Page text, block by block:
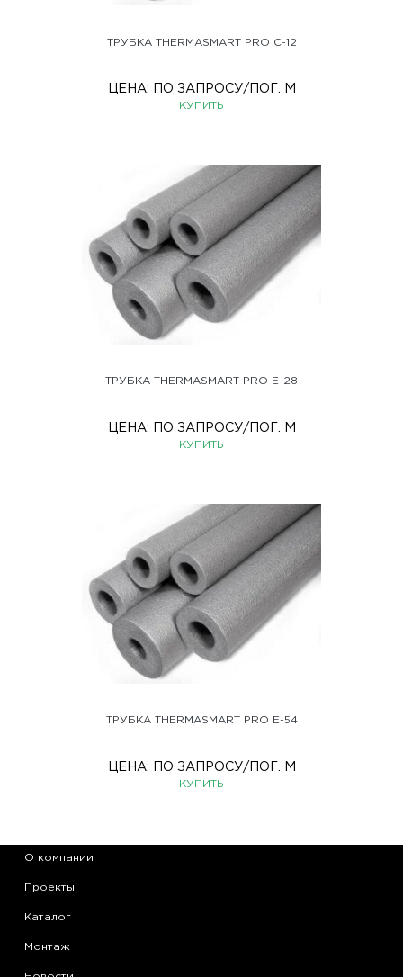
ТРУБКА THERMASMART PRO С-12
ЦЕНА: ПО ЗАПРОСУ/ПОГ. М
КУПИТЬ
ТРУБКА THERMASMART PRO Е-28
ЦЕНА: ПО ЗАПРОСУ/ПОГ. М
КУПИТЬ
ТРУБКА THERMASMART PRO E-54
ЦЕНА: ПО ЗАПРОСУ/ПОГ. М
КУПИТЬ
О компании
Проекты
Каталог
Монтаж